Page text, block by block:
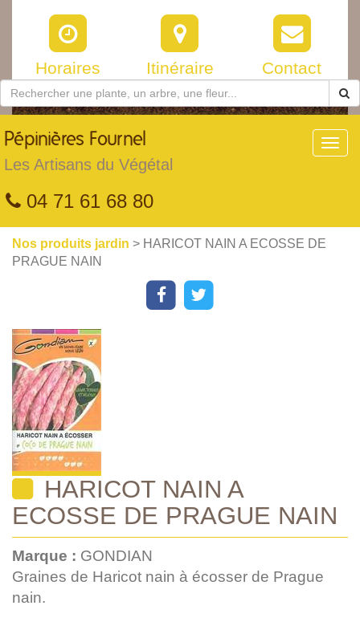
Horaires Itinéraire Contact
Pépinières Fournel
Les Artisans du Végétal
04 71 61 68 80
Nos produits jardin > HARICOT NAIN A ECOSSE DE
PRAGUE NAIN
HARICOT NAIN A
ECOSSE DE PRAGUE NAIN
Marque : GONDIAN
Graines de Haricot nain à écosser de Prague
nain.